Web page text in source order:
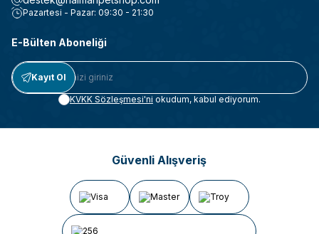
Pazartesi - Pazar: 09:30 - 21:30
E-Bülten Aboneliği
Kayıt Ol
KVKK Sözleşmesi'ni okudum, kabul ediyorum.
Güvenli Alışveriş